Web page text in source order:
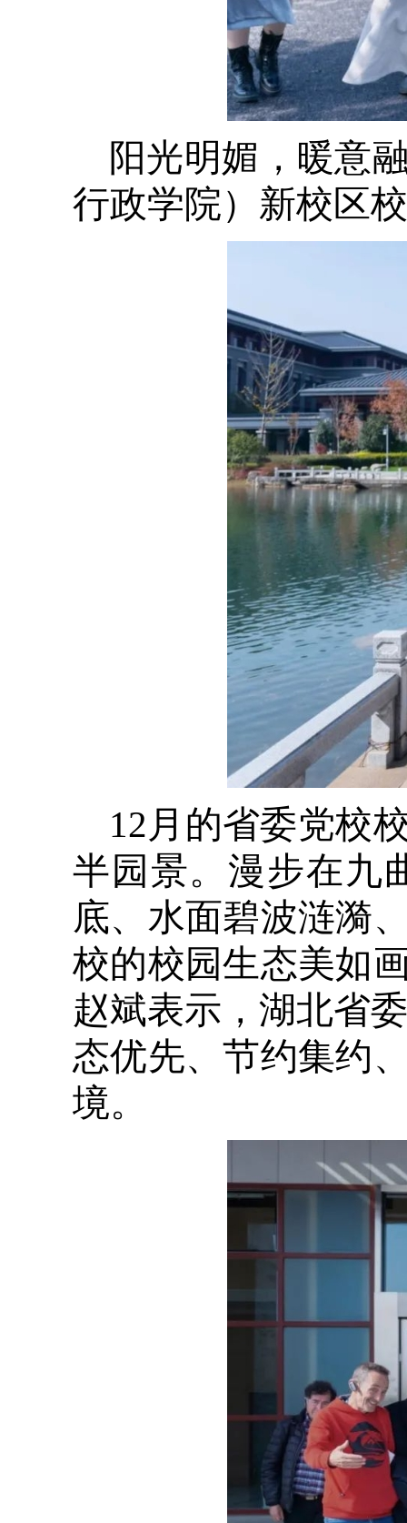
阳光明媚，暖意
行政学院）新校区
12月的省委党校
半园景。漫步在九
底、水面碧波涟漪
校的校园生态美如
赵斌表示，湖北省
态优先、节约集约
境。